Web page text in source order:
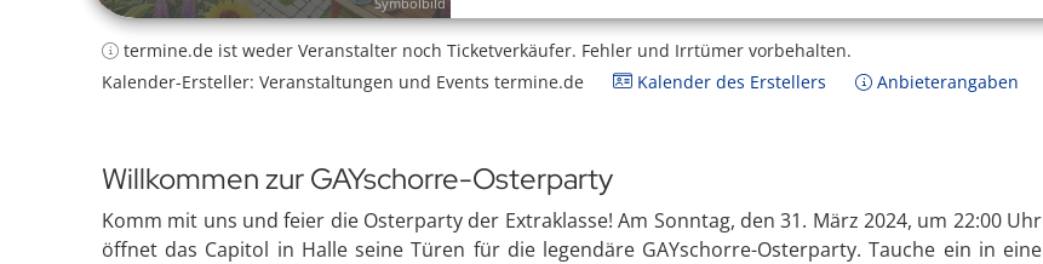
termine.de ist weder Veranstalter noch Ticketverkäufer. Fehler und Irrtümer vorbehalten.
Kalender-Ersteller: Veranstaltungen und Events termine.de
Kalender des Erstellers Anbieterangaben
Willkommen zur GAYschorre-Osterparty
Komm mit uns und feier die Osterparty der Extraklasse! Am Sonntag, den 31. März 2024, um 22:00 Uhr
öffnet das Capitol in Halle seine Türen für die legendäre GAYschorre-Osterparty. Tauche ein in eine